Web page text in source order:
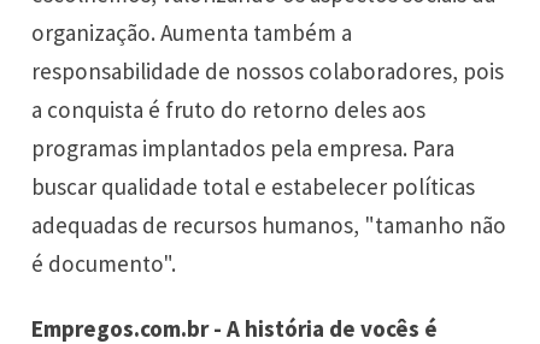
organização. Aumenta também a
responsabilidade de nossos colaboradores, pois
a conquista é fruto do retorno deles aos
programas implantados pela empresa. Para
buscar qualidade total e estabelecer políticas
adequadas de recursos humanos, "tamanho não
é documento".
Empregos.com.br - A história de vocês é